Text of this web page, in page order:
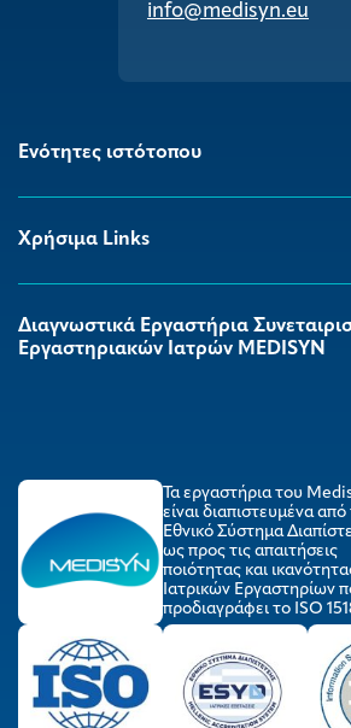
info@medisyn.eu
Ενότητες ιστότοπου
Χρήσιμα Links
Διαγνωστικά Εργαστήρια
Εργαστηριακών Ιατρών MEDISYΝ
Τα εργαστήρια του
είναι διαπιστευμένα από
Εθνικό Σύστημα
ως προς τις απαιτήσεις
ποιότητας και
Ιατρικών Εργαστηρίων
προδιαγράφει το ISO